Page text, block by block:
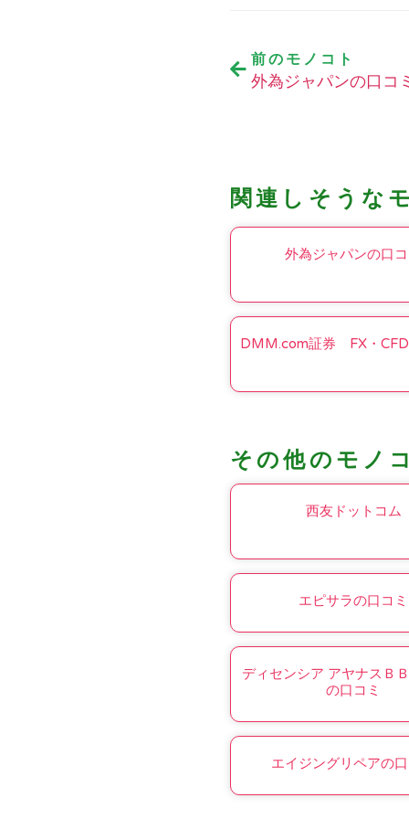
前のモノコト
外為ジャパンの口コ
関連しそうな
外為ジャパンの口
DMM.com証券 FX・CFD
その他のモノ
西友ドットコム
エピサラの口コミ
ディセンシア アヤナスＢ
の口コミ
エイジングリペアの